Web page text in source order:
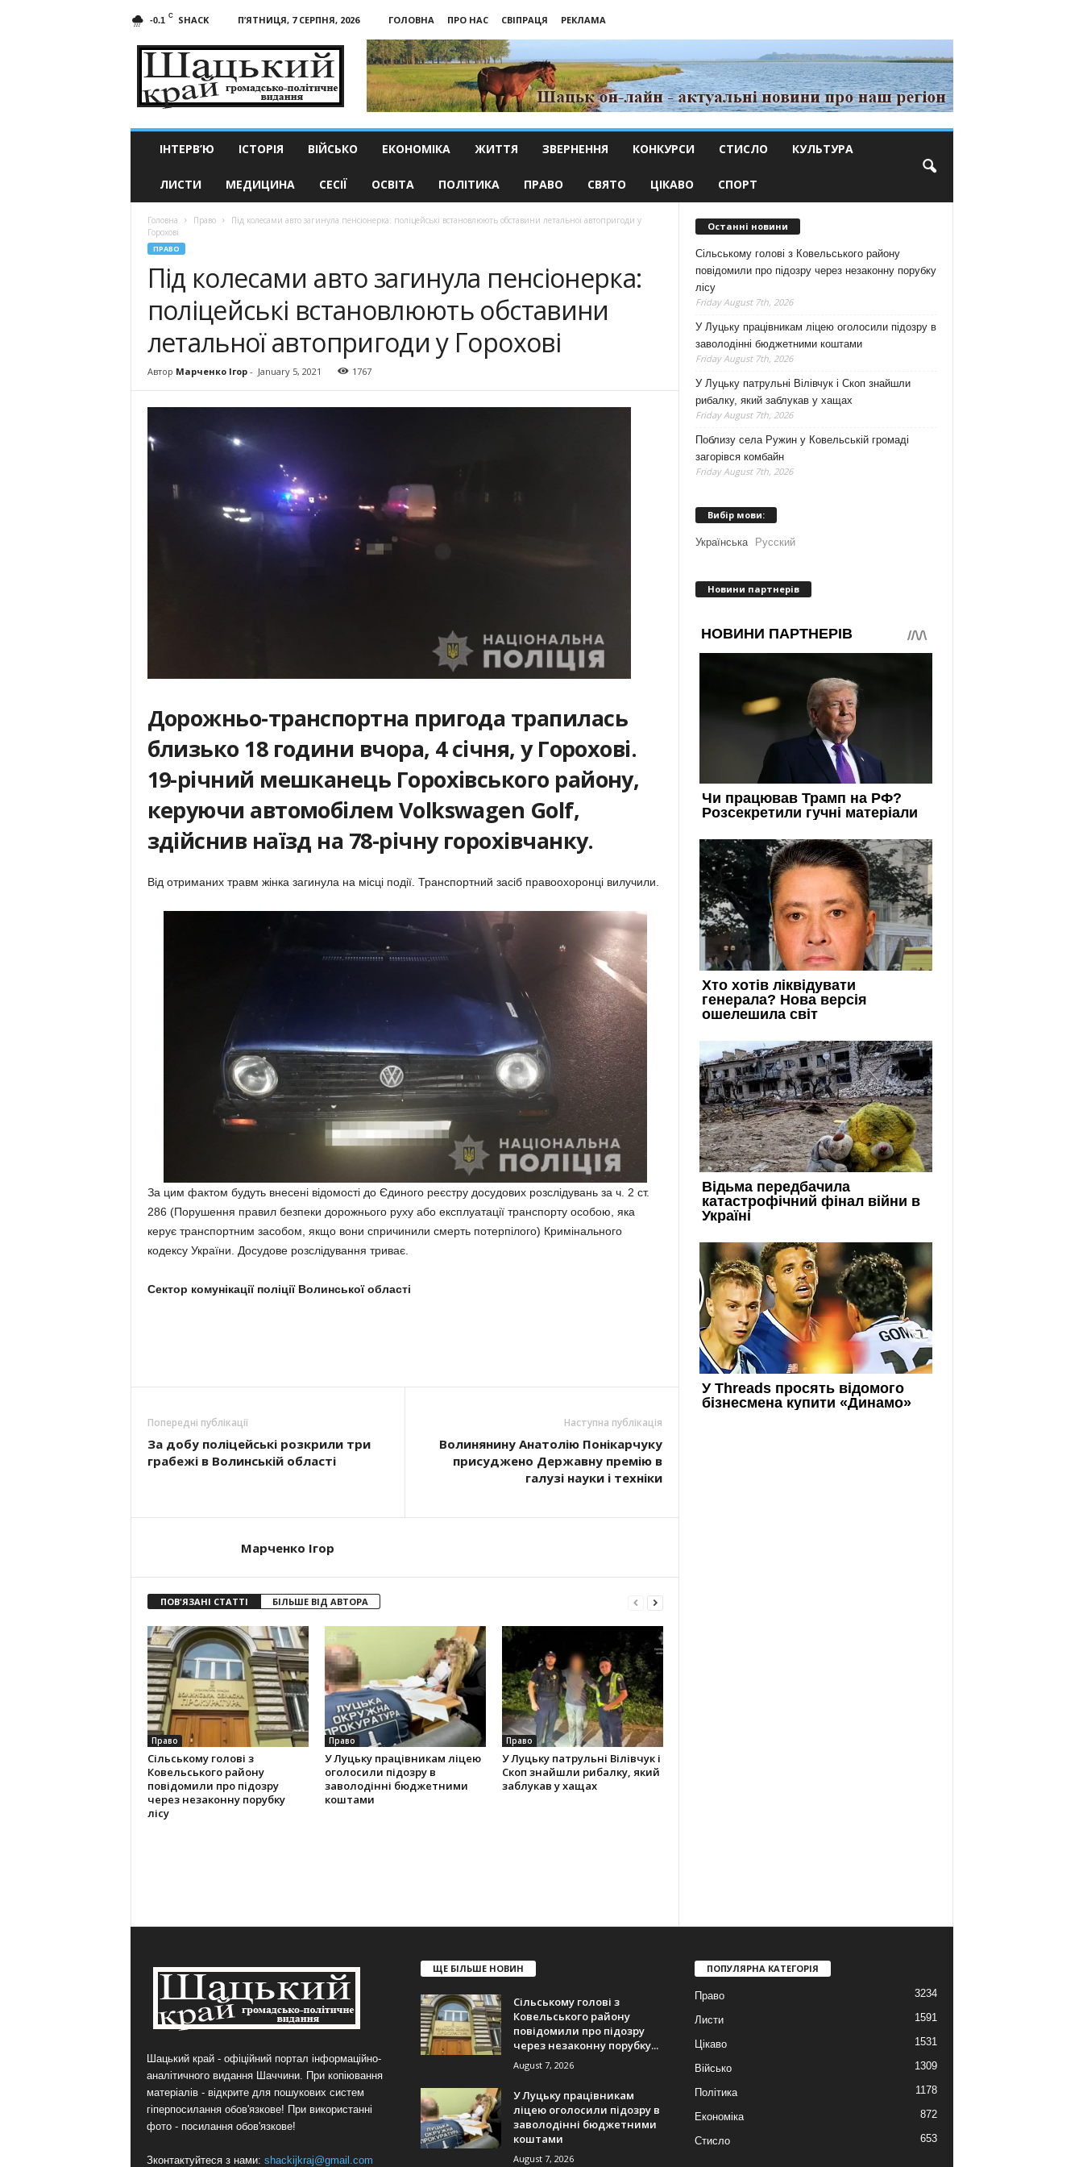
-0.1 C SHACK П’ЯТНИЦЯ, 7 СЕРПНЯ, 2026 ГОЛОВНА ПРО НАС СВІПРАЦЯ
РЕКЛАМА
край
ІНТЕРВ’Ю ІСТОРІЯ ВІЙСЬКО ЕКОНОМІКА ЖИТТЯ ЗВЕРНЕННЯ КОНКУРСИ СТИСЛО КУЛЬТУРА
ЛИСТИ МЕДИЦИНА СЕСІЇ ОСВІТА ПОЛІТИКА ПРАВО СВЯТО ЦІКАВО СПОРТ
Головна Право
Під колесами авто загинула пенсіонерка: поліцейські встановлюють обставини летальної автопригоди у
Горохові
ПРАВО
Під колесами авто загинула пенсіонерка:
поліцейські встановлюють обставини
летальної автопригоди у Горохові
Автор Марченко Ігор- January 5, 2021 1767
Дорожньо-транспортна пригода трапилась
близько 18 години вчора, 4 січня, у Горохові.
19-річний мешканець Горохівського району,
керуючи автомобілем Volkswagen Golf,
здійснив наїзд на 78-річну горохівчанку.
Від отриманих травм жінка загинула на місці події. Транспортний засіб правоохоронці вилучили.
За цим фактом будуть внесені відомості до Єдиного реєстру досудових розслідувань за ч. 2 ст.
286 (Порушення правил безпеки дорожнього руху або експлуатації транспорту особою, яка
керує транспортним засобом, якщо вони спричинили смерть потерпілого) Кримінального
кодексу України. Досудове розслідування триває.
Сектор комунікації поліції Волинської області
Попередні публікації
За добу поліцейські розкрили три
грабежі в Волинській області
Наступна публікація
Волинянину Анатолію Понікарчуку
присуджено Державну премію в
галузі науки і техніки
Марченко Ігор
ПОВ'ЯЗАНІ СТАТТІ БІЛЬШЕ ВІД АВТОРА
Право
Сільському голові з
Ковельського району
повідомили про підозру
через незаконну порубку
лісу
Право
У Луцьку працівникам ліцею
оголосили підозру в
заволодінні бюджетними
коштами
Право
У Луцьку патрульні Вілівчук і
Скоп знайшли рибалку, який
заблукав у хащах
Останні новини
Сільському голові з Ковельського району
повідомили про підозру через незаконну порубку
лісу
Friday August 7th, 2026
У Луцьку працівникам ліцею оголосили підозру в
заволодінні бюджетними коштами
Friday August 7th, 2026
У Луцьку патрульні Вілівчук і Скоп знайшли
рибалку, який заблукав у хащах
Friday August 7th, 2026
Поблизу села Ружин у Ковельській громаді
загорівся комбайн
Friday August 7th, 2026
Вибір мови:
Українська Русский
Новини партнерів
Шацький край - офіційний портал інформаційно-
аналітичного видання Шаччини. При копіювання
матеріалів - відкрите для пошукових систем
гіперпосилання обов'язкове! При використанні
фото - посилання обов'язкове!
Зконтактуйтеся з нами: shackijkraj@gmail.com
ЩЕ БІЛЬШЕ НОВИН
Сільському голові з
Ковельського району
повідомили про підозру
через незаконну порубку...
August 7, 2026
У Луцьку працівникам
ліцею оголосили підозру в
заволодінні бюджетними
коштами
August 7, 2026
ПОПУЛЯРНА КАТЕГОРІЯ
Право 3234
Листи 1591
Цікаво 1531
Військо 1309
Політика 1178
Економіка 872
Стисло 653